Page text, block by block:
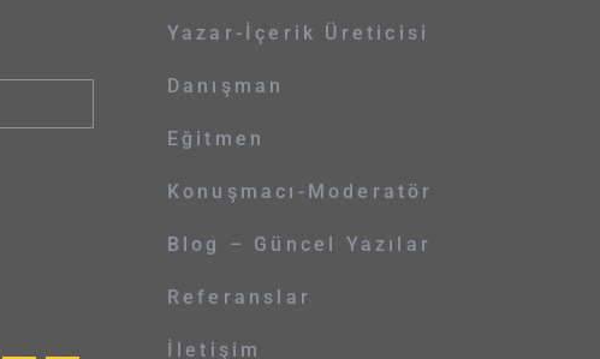
Yazar-İçerik Üreticisi
Danışman
Eğitmen
Konuşmacı-Moderatör
Blog – Güncel Yazılar
Referanslar
İletişim